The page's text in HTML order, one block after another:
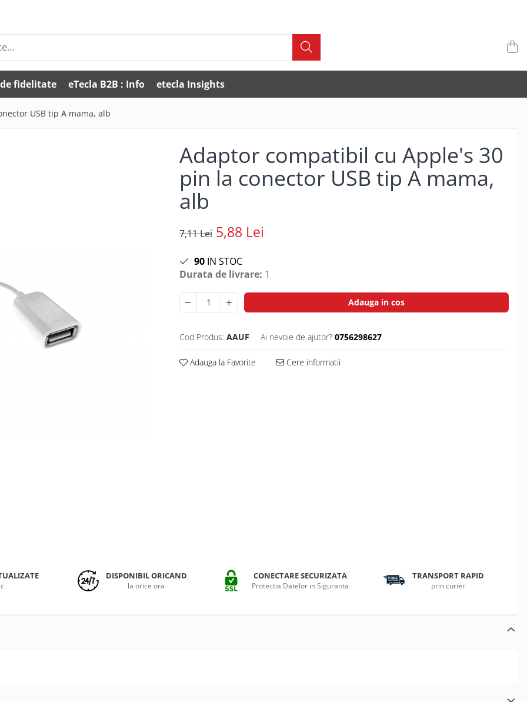
fidelitate eTecla B2B : Info etecla Insights
USB tip A mama, alb
Adaptor compatibil cu Apple's 30
pin la conector USB tip A mama,
alb
7,11 Lei 5,88 Lei
90IN STOC
Durata de livrare: 1
Adauga in cos
Cod Produs: AAUF Ai nevoie de ajutor? 0756298627
Adauga la Favorite Cere informatii
DISPONIBIL ORICAND
la orice ora
CONECTARE SECURIZATA
Protectia Datelor in Siguranta
TRANSPORT RAPID
prin curier